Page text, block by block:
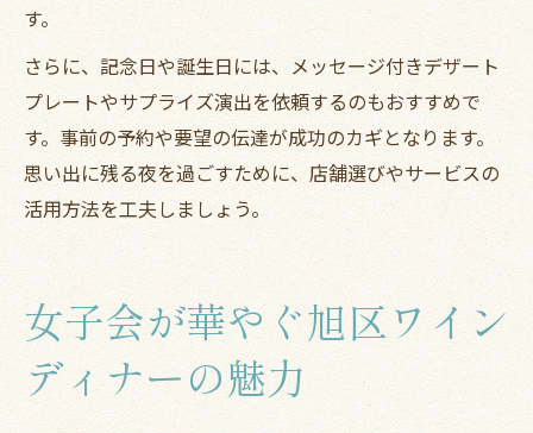
す。
さらに、記念日や誕生日には、メッセージ付きデザート
プレートやサプライズ演出を依頼するのもおすすめで
す。事前の予約や要望の伝達が成功のカギとなります。
思い出に残る夜を過ごすために、店舗選びやサービスの
活用方法を工夫しましょう。
女子会が華やぐ旭区ワイン
ディナーの魅力